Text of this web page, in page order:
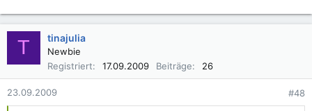
T tinajulia
Newbie
Registriert
17.09.2009 Beiträge 26
23.09.2009 #48